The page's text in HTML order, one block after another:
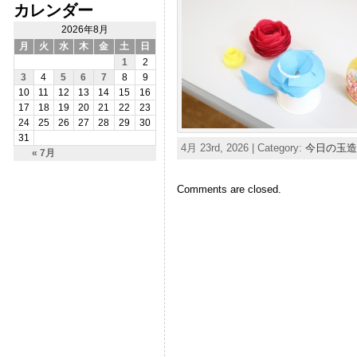
カレンダー
2026年8月
月
火 水 木 金 土 日
« 7月
1
2
3
4 5 6 7 8
9
10
11 12 13 14 15
16
17
18 19 20 21 22
23
24
25 26 27 28 29
30
31
4月 23rd, 2026 | Category: 今日の玉
Comments are closed.